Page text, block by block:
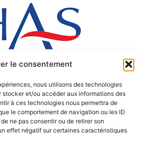
le consentement
nous utilisons des technologies
stocker et/ou accéder aux informations des
à ces technologies nous permettra de
le comportement de navigation ou les ID
ne pas consentir ou de retirer son
effet négatif sur certaines caractéristiques